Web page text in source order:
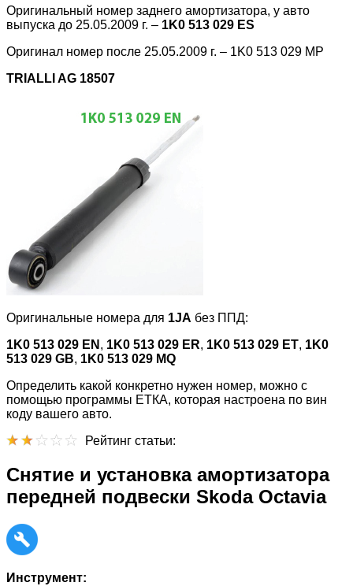
Оригинальный номер заднего амортизатора, у авто
выпуска до 25.05.2009 г. – 1K0 513 029 ES
Оригинал номер после 25.05.2009 г. – 1K0 513 029 MP
TRIALLI AG 18507
Оригинальные номера для 1JA без ППД:
1K0 513 029 EN , 1K0 513 029 ER, 1K0 513 029 ET, 1K0
513 029 GB, 1K0 513 029 MQ
Определить какой конкретно нужен номер, можно с
помощью программы ЕТКА, которая настроена по вин
коду вашего авто.
Рейтинг статьи:
Снятие и установка амортизатора
передней подвески Skoda Octavia
Инструмент: